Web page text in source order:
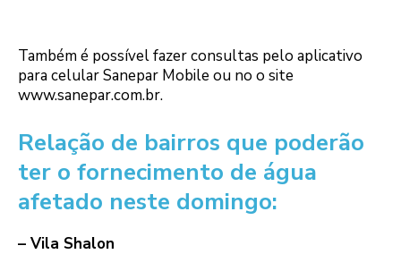
Também é possível fazer consultas pelo aplicativo
para celular Sanepar Mobile ou no o site
www.sanepar.com.br.
Relação de bairros que poderão
ter o fornecimento de água
afetado neste domingo:
– Vila Shalon